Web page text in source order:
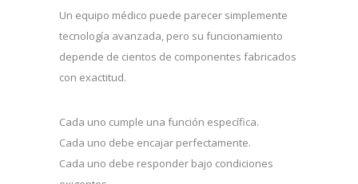
Un equipo médico puede parecer simplemente
tecnología avanzada, pero su funcionamiento
depende de cientos de componentes fabricados
con exactitud.
Cada uno cumple una función específica.
Cada uno debe encajar perfectamente.
Cada uno debe responder bajo condiciones